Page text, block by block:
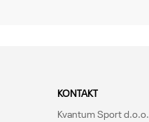
KONTAKT
Kvantum Sport d.o.o.